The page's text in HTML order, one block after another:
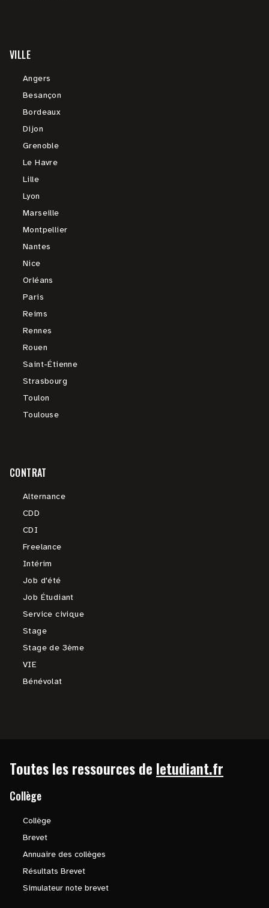
VILLE
Angers
Besançon
Bordeaux
Dijon
Grenoble
Le Havre
Lille
Lyon
Marseille
Montpellier
Nantes
Nice
Orléans
Paris
Reims
Rennes
Rouen
Saint-Étienne
Strasbourg
Toulon
Toulouse
CONTRAT
Alternance
CDD
CDI
Freelance
Intérim
Job d'été
Job Étudiant
Service civique
Stage
Stage de 3ème
VIE
Bénévolat
Toutes les ressources de letudiant.fr
Collège
Collège
Brevet
Annuaire des collèges
Résultats Brevet
Simulateur note brevet